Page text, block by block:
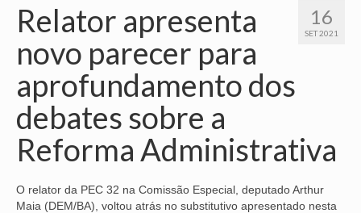
DIRETORIA EXECUTIVA
ESTATUTO
ATAS
LOCALIZAÇÃO
QUEM SOMOS
NOSSA HISTÓRIA
16
SET 2021
Relator apresenta
novo parecer para
aprofundamento dos
debates sobre a
Reforma Administrativa
O relator da PEC 32 na Comissão Especial, deputado Arthur
Maia (DEM/BA), voltou atrás no substitutivo apresentado nesta